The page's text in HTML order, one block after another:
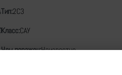
Тип:2С3
Класс:САУ
Чем поражен:Неизвестно